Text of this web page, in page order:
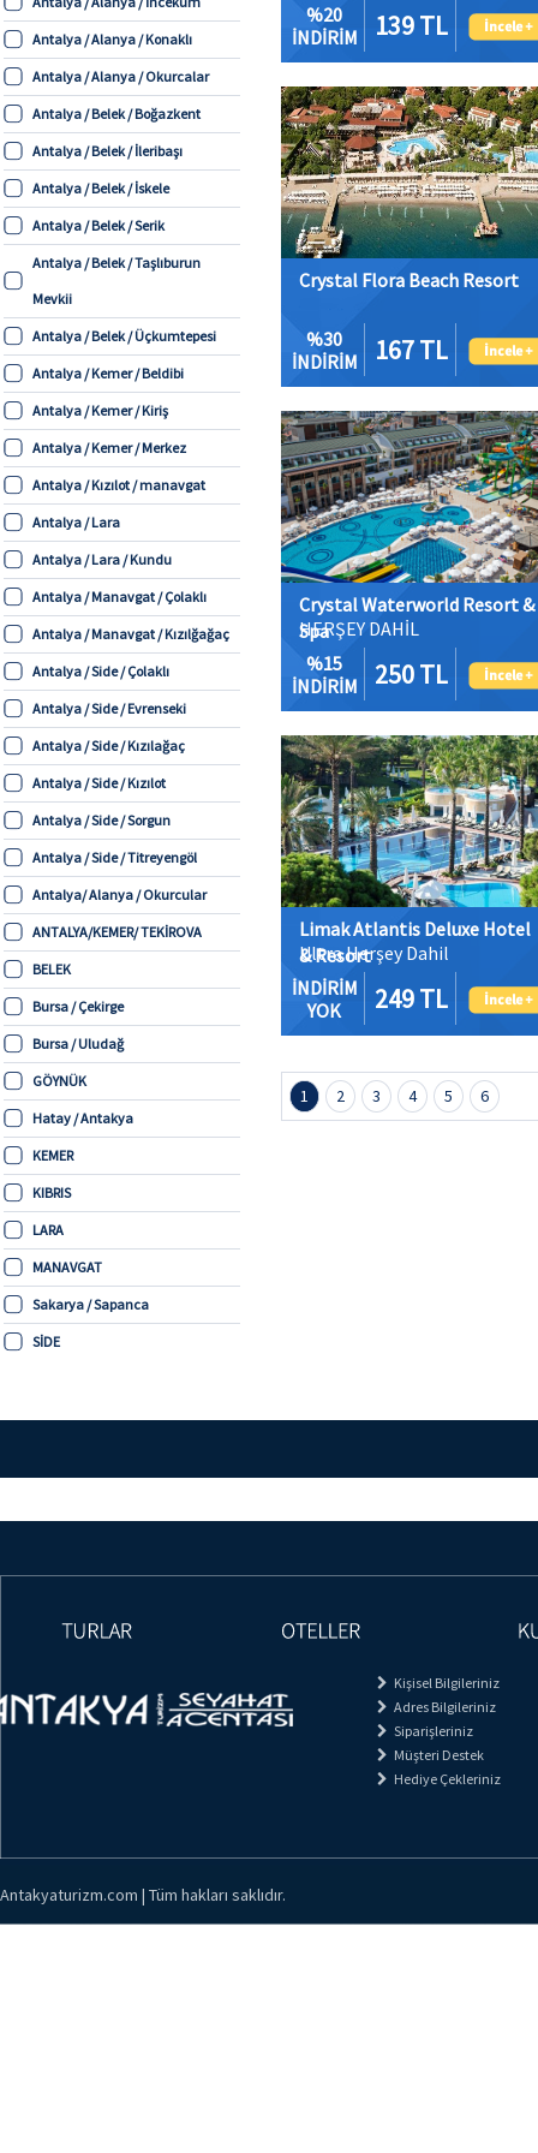
Antalya / Alanya / Konaklı
Antalya / Alanya / Okurcalar
Antalya / Belek / Boğazkent
Antalya / Belek / İleribaşı
Antalya / Belek / İskele
Antalya / Belek / Serik
Antalya / Belek / Taşlıburun
Mevkii
Antalya / Belek / Üçkumtepesi
Antalya / Kemer / Beldibi
Antalya / Kemer / Kiriş
Antalya / Kemer / Merkez
Antalya / Kızılot / manavgat
Antalya / Lara
Antalya / Lara / Kundu
Antalya / Manavgat / Çolaklı
Antalya / Manavgat / Kızılğağaç
Antalya / Side / Çolaklı
Antalya / Side / Evrenseki
Antalya / Side / Kızılağaç
Antalya / Side / Kızılot
Antalya / Side / Sorgun
Antalya / Side / Titreyengöl
Antalya/ Alanya / Okurcular
ANTALYA/KEMER/ TEKİROVA
BELEK
Bursa / Çekirge
Bursa / Uludağ
GÖYNÜK
Hatay / Antakya
KEMER
KIBRIS
LARA
MANAVGAT
Sakarya / Sapanca
SİDE
%20
İNDİRİM
139 TL
Crystal Flora Beach Resort
%30
İNDİRİM
167 TL
Crystal Waterworld Resort &
Spa
HERŞEY DAHİL
%15
İNDİRİM
250 TL
Limak Atlantis Deluxe Hotel
& Resort
Ultra Herşey Dahil
İNDİRİM
YOK
249 TL
1 2 3 4 5 6
Kişisel Bilgileriniz
Adres Bilgileriniz
Siparişleriniz
Müşteri Destek
Hediye Çekleriniz
Antakyaturizm.com | Tüm hakları saklıdır.